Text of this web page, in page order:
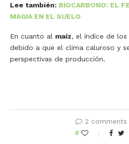
Lee también: BIOCARBONO: EL
MAGIA EN EL SUELO
En cuanto al maíz, el índice de los
debido a que el clima caluroso y
perspectivas de producción.
2 comments
0